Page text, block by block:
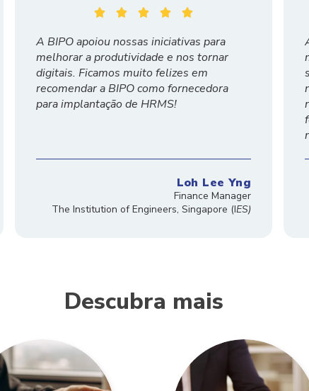
    
A BIPO apoiou nossas iniciativas para
melhorar a produtividade e nos tornar
digitais. Ficamos muito felizes em
recomendar a BIPO como fornecedora
para implantação de HRMS!
Loh Lee Yng
Finance Manager
The Institution of Engineers, Singapore (IES)
Descubra mais